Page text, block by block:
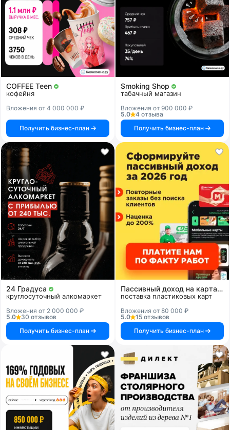
COFFEE Teen
кофейня
Вложения от 4 000 000 ₽
Получить бизнес-план
Smoking Shop
табачный магазин
Вложения от 900 000 ₽
5.0
4 отзыва
Получить бизнес-план
24 Градуса
круглосуточный алкомаркет
Вложения от 2 000 000 ₽
5.0
30 отзывов
Получить бизнес-план
Пассивный доход на картах и системах
поставка пластиковых карт
Вложения от 80 000 ₽
5.0
15 отзывов
Получить бизнес-план